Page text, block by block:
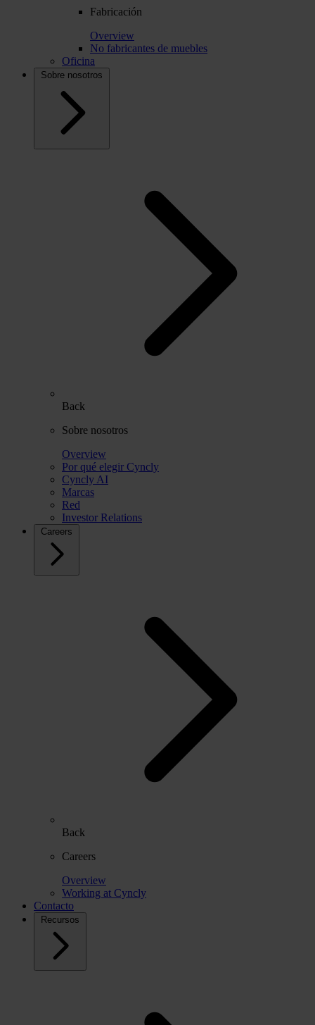
Fabricación
Overview
No fabricantes de muebles
Oficina
Sobre nosotros
Back
Sobre nosotros
Overview
Por qué elegir Cyncly
Cyncly AI
Marcas
Red
Investor Relations
Careers
Back
Careers
Overview
Working at Cyncly
Contacto
Recursos